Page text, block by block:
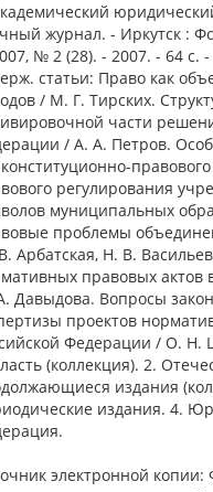
журнал. - Иркутск :
№ 2 (28). - 2007. - 64 с. -
статьи: Право как
/ М. Г. Тирских.
части
/ А. А. Петров.
конституционно-
регулирования
муниципальных
проблемы
Арбатская, Н. В.
правовых актов
Давыдова. Вопросы
проектов
Федерации / О.
(коллекция). 2.
издания
издания. 4.
электронной